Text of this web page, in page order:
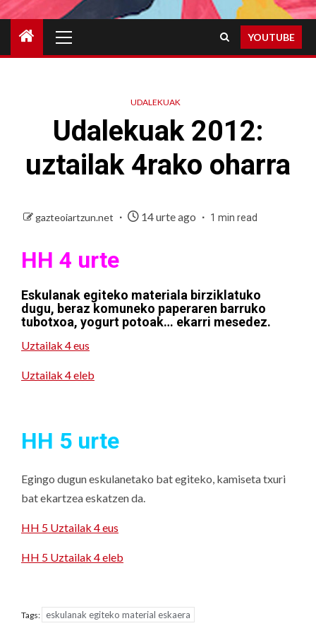
Menu
YOUTUBE
UDALEKUAK
Udalekuak 2012:
uztailak 4rako oharra
gazteoiartzun.net 14 urte ago 1 min read
HH 4 urte
Eskulanak egiteko materiala birziklatuko
dugu, beraz komuneko paperaren barruko
tubotxoa, yogurt potoak… ekarri mesedez.
Uztailak 4 eus
Uztailak 4 eleb
HH 5 urte
Egingo dugun eskulanetako bat egiteko, kamiseta txuri
bat ekartzea eskatzen da.
HH 5 Uztailak 4 eus
HH 5 Uztailak 4 eleb
Tags: eskulanak egiteko material eskaera